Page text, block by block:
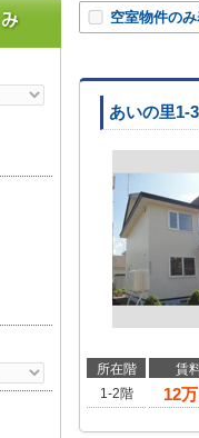
空室物件の
あいの里1-
所在階 賃
1-2階
12